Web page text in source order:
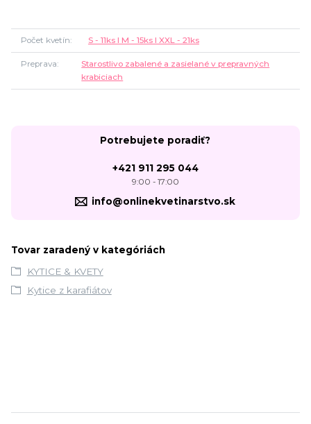
Počet kvetín S - 11ks l M - 15ks l XXL - 21ks
Preprava
Starostlivo zabalené a zasielané v prepravných
krabiciach
Potrebujete poradiť?
+421 911 295 044
9:00 - 17:00
info@onlinekvetinarstvo.sk
Tovar zaradený v kategóriách
KYTICE & KVETY
Kytice z karafiátov